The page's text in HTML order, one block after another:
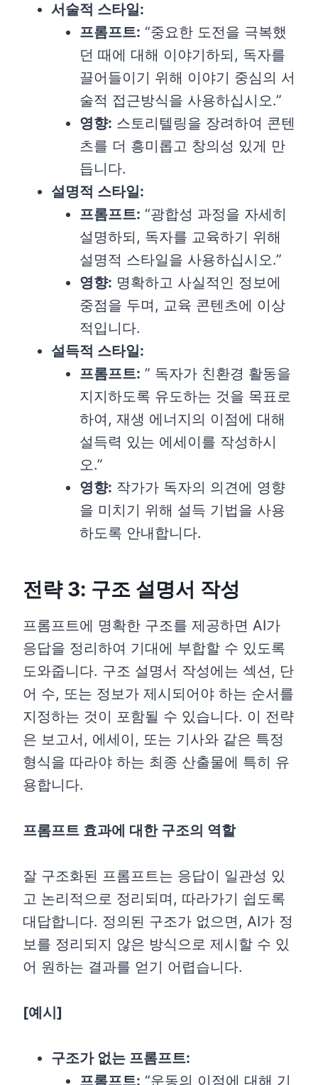
서술적 스타일:
프롬프트: “중요한 도전을 극복했
던 때에 대해 이야기하되, 독자를
끌어들이기 위해 이야기 중심의 서
술적 접근방식을 사용하십시오.”
영향: 스토리텔링을 장려하여 콘텐
츠를 더 흥미롭고 창의성 있게 만
듭니다.
설명적 스타일:
프롬프트: “광합성 과정을 자세히
설명하되, 독자를 교육하기 위해
설명적 스타일을 사용하십시오.”
영향: 명확하고 사실적인 정보에
중점을 두며, 교육 콘텐츠에 이상
적입니다.
설득적 스타일:
프롬프트: ” 독자가 친환경 활동을
지지하도록 유도하는 것을 목표로
하여, 재생 에너지의 이점에 대해
설득력 있는 에세이를 작성하시
오.”
영향: 작가가 독자의 의견에 영향
을 미치기 위해 설득 기법을 사용
하도록 안내합니다.
전략 3: 구조 설명서 작성
프롬프트에 명확한 구조를 제공하면 AI가
응답을 정리하여 기대에 부합할 수 있도록
도와줍니다. 구조 설명서 작성에는 섹션, 단
어 수, 또는 정보가 제시되어야 하는 순서를
지정하는 것이 포함될 수 있습니다. 이 전략
은 보고서, 에세이, 또는 기사와 같은 특정
형식을 따라야 하는 최종 산출물에 특히 유
용합니다.
프롬프트 효과에 대한 구조의 역할
잘 구조화된 프롬프트는 응답이 일관성 있
고 논리적으로 정리되며, 따라가기 쉽도록
대답합니다. 정의된 구조가 없으면, AI가 정
보를 정리되지 않은 방식으로 제시할 수 있
어 원하는 결과를 얻기 어렵습니다.
[예시]
구조가 없는 프롬프트:
프롬프트: “운동의 이점에 대해 기